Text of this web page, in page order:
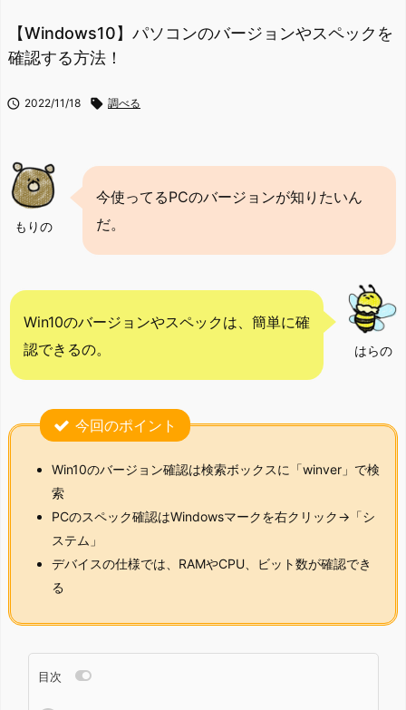
検索
【Windows10】パソコンのバージョンやスペックを
確認する方法！
 2022/11/18  調べる
もりの
今使ってるPCのバージョンが知りたいん
だ。
はらの
Win10のバージョンやスペックは、簡単に確
認できるの。
今回のポイント
Win10のバージョン確認は検索ボックスに「winver」で検
索
PCのスペック確認はWindowsマークを右クリック→「シ
ステム」
デバイスの仕様では、RAMやCPU、ビット数が確認でき
る
目次